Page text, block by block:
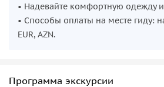
• Надевайте комфортную одежду
• Способы оплаты на месте гиду:
EUR, AZN.
Программа экскурсии